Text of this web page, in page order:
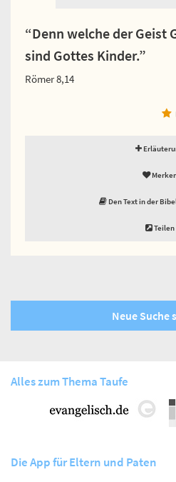
“Denn welche der Geist
sind Gottes Kinder.”
Römer 8,14
Den Text in der
Teilen
Neue Suche
Alles zum Thema Taufe
Die App für Eltern und Paten